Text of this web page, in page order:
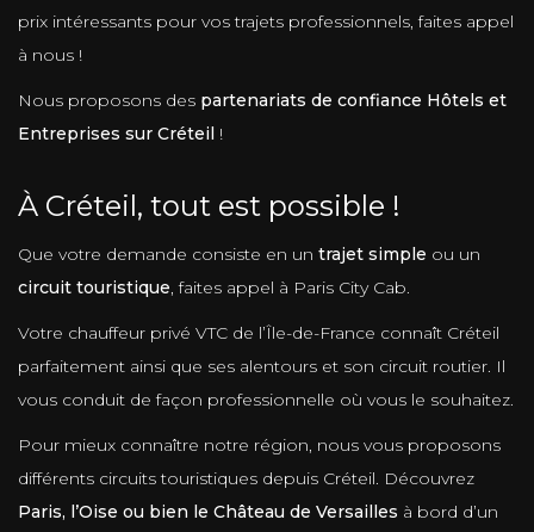
prix intéressants pour vos trajets professionnels, faites appel
à nous !
Nous proposons des partenariats de confiance Hôtels et
Entreprises sur Créteil !
À Créteil, tout est possible !
Que votre demande consiste en un trajet simple ou un
circuit touristique, faites appel à Paris City Cab.
Votre chauffeur privé VTC de l’Île-de-France connaît Créteil
parfaitement ainsi que ses alentours et son circuit routier. Il
vous conduit de façon professionnelle où vous le souhaitez.
Pour mieux connaître notre région, nous vous proposons
différents circuits touristiques depuis Créteil. Découvrez
Paris, l’Oise ou bien le Château de Versailles à bord d’un